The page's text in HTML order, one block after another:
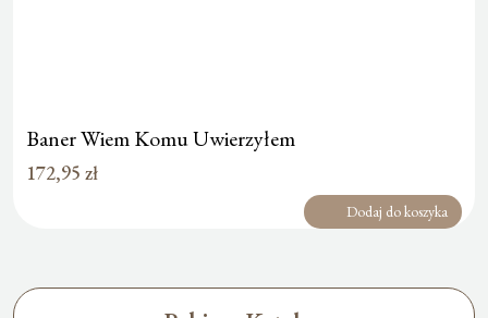
Baner Wiem Komu Uwierzyłem
172,95 zł
Dodaj do koszyka